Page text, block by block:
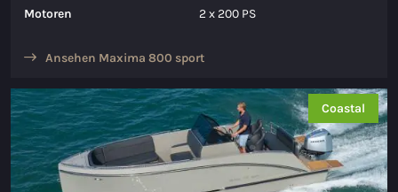
Motoren
2 x 200 PS
Ansehen Maxima 800 sport
Coastal